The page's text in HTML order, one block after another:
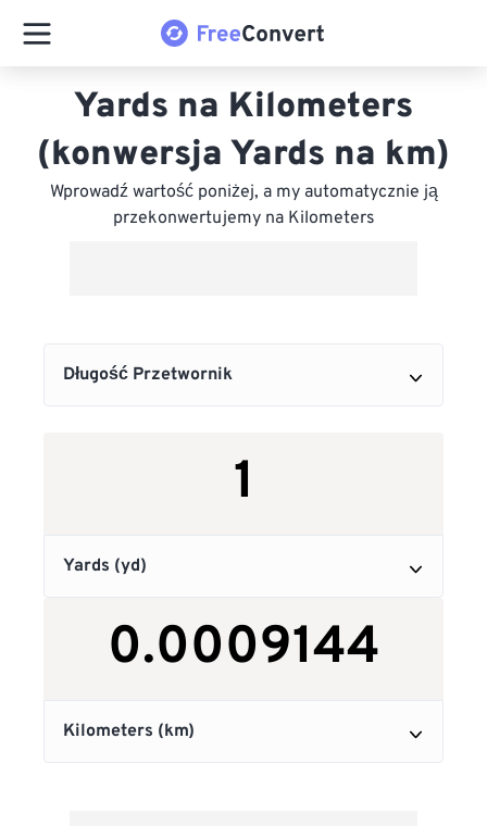
Yards na Kilometers
(konwersja Yards na km)
Wprowadź wartość poniżej, a my automatycznie ją
przekonwertujemy na Kilometers